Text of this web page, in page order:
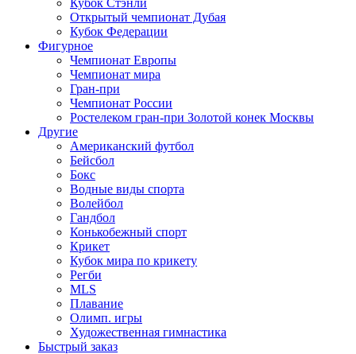
Открытый чемпионат Дубая
Кубок Федерации
Фигурное
Чемпионат Европы
Чемпионат мира
Гран-при
Чемпионат России
Ростелеком гран-при Золотой конек Москвы
Другие
Американский футбол
Бейсбол
Бокс
Водные виды спорта
Волейбол
Гандбол
Конькобежный спорт
Крикет
Кубок мира по крикету
Регби
MLS
Плавание
Олимп. игры
Художественная гимнастика
Быстрый заказ